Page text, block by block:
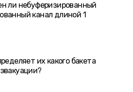
ли небуферизированный
канал длиной 1
их какого бакета